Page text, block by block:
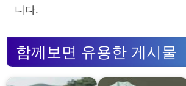
니다.
함께보면 유용한 게시물